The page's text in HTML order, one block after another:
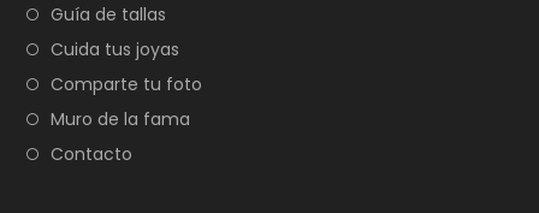
Guía de tallas
Cuida tus joyas
Comparte tu foto
Muro de la fama
Contacto